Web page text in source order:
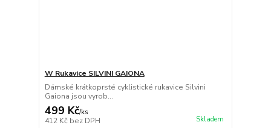
W Rukavice SILVINI GAIONA
Dámské krátkoprsté cyklistické rukavice Silvini
Gaiona jsou vyrob...
499 Kč/ks
412 Kč bez DPH Skladem